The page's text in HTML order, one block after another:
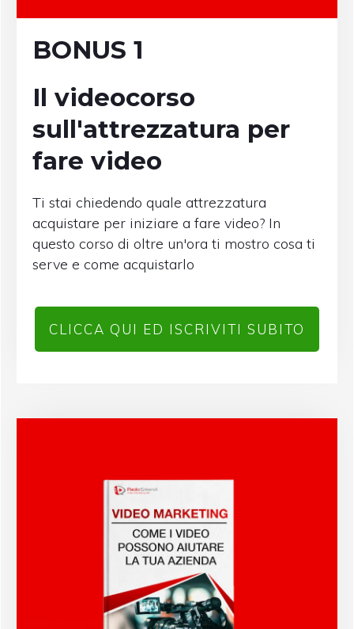
BONUS 1
Il videocorso
sull'attrezzatura per
fare video
Ti stai chiedendo quale attrezzatura
acquistare per iniziare a fare video? In
questo corso di oltre un'ora ti mostro cosa ti
serve e come acquistarlo
CLICCA QUI ED ISCRIVITI SUBITO